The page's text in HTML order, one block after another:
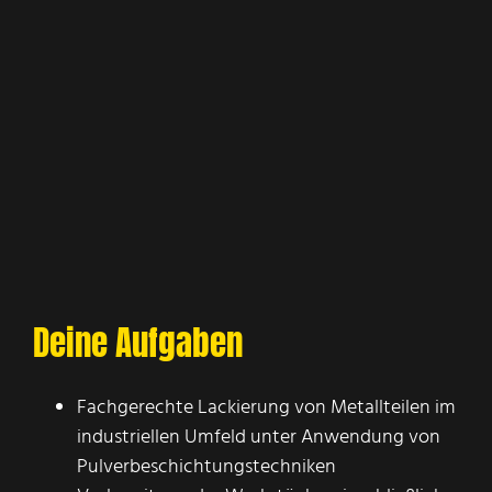
Deine Aufgaben
Fachgerechte Lackierung von Metallteilen im
industriellen Umfeld unter Anwendung von
Pulverbeschichtungstechniken